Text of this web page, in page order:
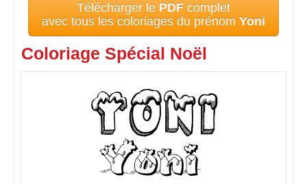
Télécharger le PDF complet
avec tous les coloriages du prénom Yoni
Coloriage Spécial Noël